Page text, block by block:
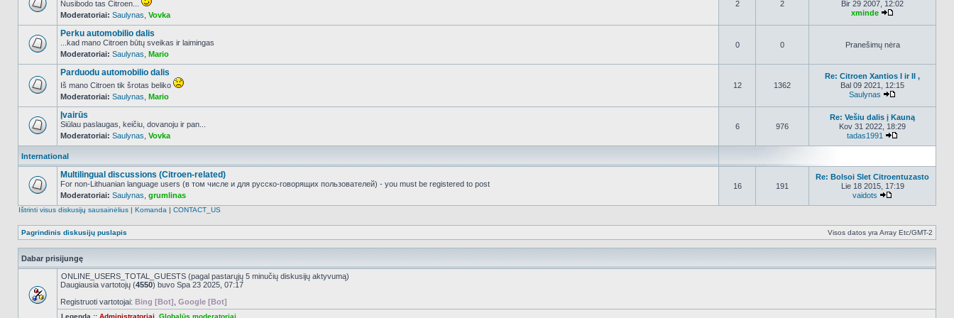
NO_UNREAD_POSTS
Nusibodo tas Citroen...
Moderatoriai: Saulynas Vovka
2 2
Bir 29 2007, 12:02
xminde
NO_UNREAD_POSTS
Perku automobilio dalis
...kad mano Citroen būtų sveikas ir laimingas
Moderatoriai: Saulynas Mario
0 0 Pranešimų nėra
NO_UNREAD_POSTS
Parduodu automobilio dalis
Iš mano Citroen tik šrotas beliko
Moderatoriai: Saulynas Mario
12 1362
Re: Citroen Xantios I ir II ,
Bal 09 2021, 12:15
Saulynas
NO_UNREAD_POSTS
Įvairūs
Siūlau paslaugas, keičiu, dovanoju ir pan...
Moderatoriai: Saulynas Vovka
6 976
Re: Vešiu dalis į Kauną
Kov 31 2022, 18:29
tadas1991
International
NO_UNREAD_POSTS
Multilingual discussions (Citroen-related)
For non-Lithuanian language users (в том числе и для русско-говорящих пользователей) - you must be registered to post
Moderatoriai: Saulynas grumlinas
16 191
Re: Bolsoi Slet Citroentuzasto
Lie 18 2015, 17:19
vaidots
Ištrinti visus diskusijų sausainėlius | Komanda | CONTACT_US
Pagrindinis diskusijų puslapis Visos datos yra Array Etc/GMT-2
Dabar prisijungę
ONLINE_USERS_TOTAL_GUESTS (pagal pastarųjų 5 minučių diskusijų aktyvumą)
Daugiausia vartotojų (4550) buvo Spa 23 2025, 07:17
Registruoti vartotojai: Bing [Bot] Google [Bot]
Legenda :: Administratoriai Globalūs moderatoriai